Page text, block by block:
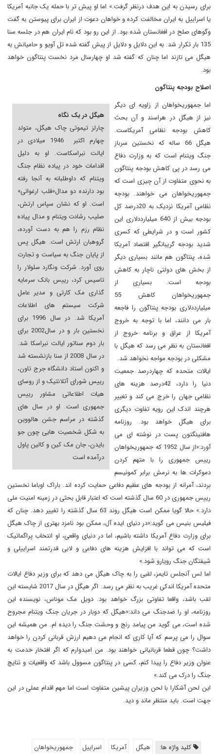
برای رسیدن به این هدف درنظر گرفت.» اما او پیش تر با حمله یک جانبه آمریکا
یا اسراییل به ایران مخالفت کرده و خواهان دعوت از ایران برای پیوستن به گفت
وگوهای صلح در افغانستان شده بود. از این رو بود که نام ایران هم در جلسه سنا
135 بار تکرار شد. به این دلایل و دلایل از پیش گفته شده تل آویو و حامیانش به
هیگل می تازند اما چنان که گفته شد او چهارسال مرد نخست پنتاگون خواهد
بود.
اصلاح بودجه پنتاگون
هیگل در یک نگاه
چارلز تیموتی چاک هیگل، متولد
چهارم اکتبر 1946 میلادی در
ایالت نبراسکاست. او به دلیل
اقدامات خود در پیاده نظام جنگ
ویتنام که داوطلبانه به آنجا رفته
بود دارنده دو مدال«قلب ارغوانی»
است. او که نشان سپاس ارتش،
صلیب رشادت ویتنام و مدال پیاده
نظام رزم را هم به دست آورده،
گروهبان ارتش است. هیگل پس
از پایان جنگ به سیاست و تجارت
روی آورد. شرکت ونگارد سلولار را
تاسیس کرد، رییس بانک سرمایه
گذاری مک کارتی و مدیر عامل
شرکت سیستم های اطلاعات
آمریکا شد. در سال 1996 برای
نخستین بار و در سال2002 برای
بار دوم سناتور ایالت نبراسکا شد.
در سال 2008 از سنا بازنشسته شد
و اکنون استاد دانشگاه جرج تاون،
رییس شورای آتلانتیک و از روسای
هیات اطلاعاتی مشاور رییس
جمهوری است. او در سال های
گذشته در مراسم جشن هالووین
به شکل شخصیت هایی چون جو
بایدن، جان مک کین و کالین پاول
درآمده است
اما جمهوریخواهان از زاویه ای دیگر
نیز از هیگل در هراسند و آن بحث
کاهش بودجه نظامی آمریکاست.
هیگل 66 ساله که نخستین سرباز
جنگ ویتنام است که به وزارت دفاع
می رسد در پی کاهش بودجه پنتاگون
به نحوی متفاوت از آن چیزی است که
جمهوریخواهان می خواهند. بودجه
نظامی آمریکا نزدیک به 20درصد کل
بودجه بیش از 640 میلیارددلاری این
کشور است و در شرایطی که کسری
شدید بودجه گریبانگیر اقتصاد آمریکا
شده، پنتاگون هم مانند بسیاری دیگر
از بخش های دولتی ناچار به کاهش
بودجه است. بسیاری از
جمهوریخواهان کاهش 55
میلیارددلاری بودجه پنتاگون را فاجعه
بار می دانند، اما با توجه به خروج
آمریکا از عراق و برنامه خروج از
افغانستان به نظر می رسد که هیگل با
مشکلی در بودجه مواجه نخواهد شد.
ایالات متحده که چهاردرصد جمعیت
دنیا را دارد، 42درصد هزینه های
نظامی جهان را خرج می کند و تغییر
هرچند اندک این رویه تفاوت دیگری
برای هیگل خواهد بود. روزنامه
هافتینگتون پست در نوشته ای می
آورد:«از سال 1952 که جمهوریخواهان
رییس جمهوری را با متهم کردن
دموکرات ها به نرمش برابر کمونیسم
بردند، آمرانه از بودجه های عظیم دفاعی حمایت کرده اند. باراک اوباما نخستین
رییس جمهوری در 60 سال گذشته است که اعتبار قابل بحثی در زمینه امنیت ملی
دارد.» حالا گویا ممکن است هیگل روند 63 سال گذشته را تغییر دهد. چنان که
فیلیس بنیس می گوید:«در دنیای ایده آل، ممکن بود نامزد بهتری از چاک هیگل
برای وزارت دفاع آمریکا داشته باشیم، اما در دنیای واقعی، او انتخاب پراگماتیک
است که می تواند با افزایش هزینه های دفاعی و لابی قدرتمند اسراییلی و
شیفتگان جنگ رویارو شود.»
اما لس آنجلس تایمز، لقبی را به چاک هیگل می دهد که برای وزیر دفاع ایالات
متحده آمریکا اندکی غریب به نظر می رسد. اگر هیگل در سال 2017 شایسته این
لقب باشد، واقعا تفاوتی بزرگ خواهد بود. دویل مک موناس، نویسنده این
روزنامه، او را ضدجنگ می داند:«هیگل که دوبار در جریان جنگ ویتنام مجروح
شده است، می گوید من پیامد رنج و وحشت جنگ را دیده ام. من همیشه این
سوال را می پرسم که آیا کاری که انجام می دهیم ارزش قربانی کردن را خواهد
داشت؟ چون قطعا قربانیانی خواهند بود. من امیدوارم که اگر افتخار خدمت به
عنوان وزیر دفاع را پیدا کنم، کسی در پنتاگون مسوول باشد که واقعیات و نتایج
جنگ را درک می کند.»
این لحن آشکارا با لحن وزیران پیشین متفاوت است اما مهم اقدام عملی در این
جهت است. باید منتظر ماند و دید.
کلید واژه ها: هیگل آمریکا اسراییل
جمهوریخواهان